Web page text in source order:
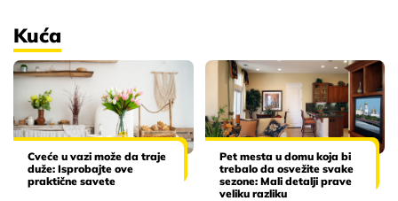
Kuća
Cveće u vazi može da traje
duže: Isprobajte ove
praktične savete
Pet mesta u domu koja bi
trebalo da osvežite svake
sezone: Mali detalji prave
veliku razliku